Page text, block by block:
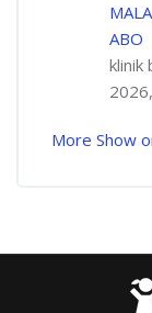
ABO
klinik
More Show